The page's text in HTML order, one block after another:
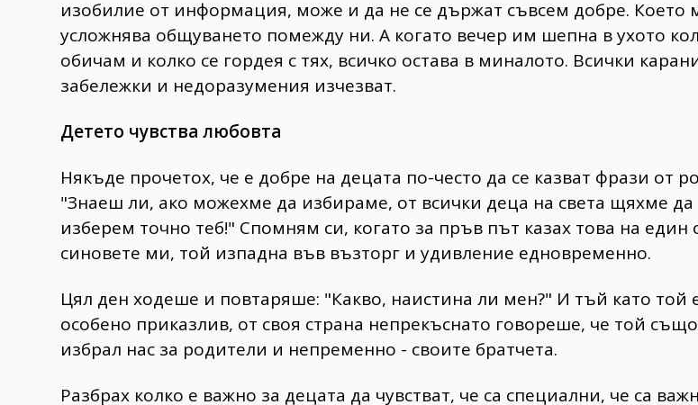
изобилие от информация, може и да не се държат съвсем добре. Което
усложнява общуването помежду ни. А когато вечер им шепна в ухото
обичам и колко се гордея с тях, всичко остава в миналото. Всички
забележки и недоразумения изчезват.
Детето чувства любовта
Някъде прочетох, че е добре на децата по-често да се казват фрази от
"Знаеш ли, ако можехме да избираме, от всички деца на света щяхме да
изберем точно теб!" Спомням си, когато за пръв път казах това на един
синовете ми, той изпадна във възторг и удивление едновременно.
Цял ден ходеше и повтаряше: "Какво, наистина ли мен?" И тъй като той
особено приказлив, от своя страна непрекъснато говореше, че той
избрал нас за родители и непременно - своите братчета.
Разбрах колко е важно за децата да чувстват, че са специални, че са